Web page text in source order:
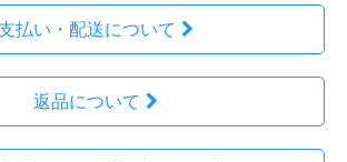
払い・配送について
返品について